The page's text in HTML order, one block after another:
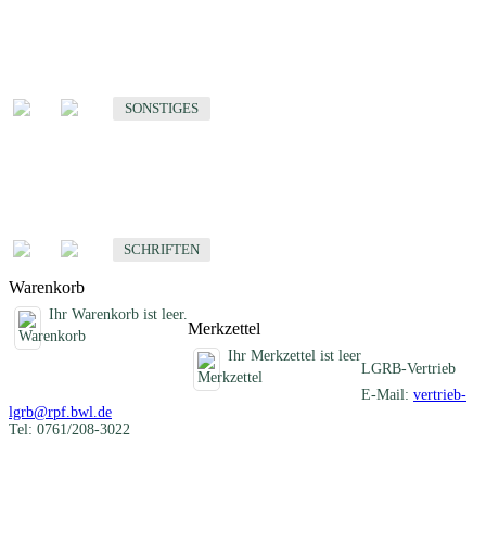
SONSTIGES
SCHRIFTEN
Warenkorb
Ihr Warenkorb ist leer.
Merkzettel
Ihr Merkzettel ist leer
LGRB-Vertrieb
E-Mail: vertrieb-
lgrb@rpf.bwl.de
Tel: 0761/208-3022